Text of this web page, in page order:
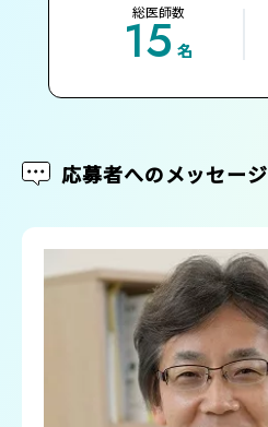
総医師数
15 名
応募者へのメッセージ